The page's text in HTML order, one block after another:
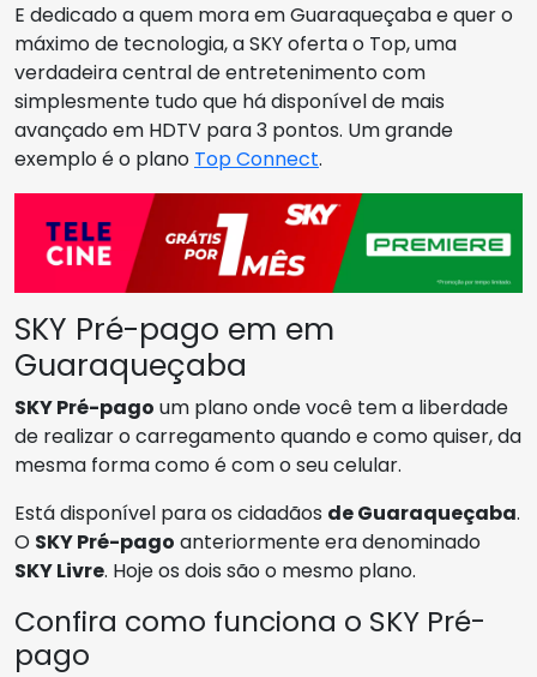
E dedicado a quem mora em Guaraqueçaba e quer o
máximo de tecnologia, a SKY oferta o Top, uma
verdadeira central de entretenimento com
simplesmente tudo que há disponível de mais
avançado em HDTV para 3 pontos. Um grande
exemplo é o plano Top Connect.
SKY Pré-pago em em
Guaraqueçaba
SKY Pré-pago um plano onde você tem a liberdade
de realizar o carregamento quando e como quiser, da
mesma forma como é com o seu celular.
Está disponível para os cidadãos de Guaraqueçaba.
O SKY Pré-pago anteriormente era denominado
SKY Livre. Hoje os dois são o mesmo plano.
Confira como funciona o SKY Pré-
pago